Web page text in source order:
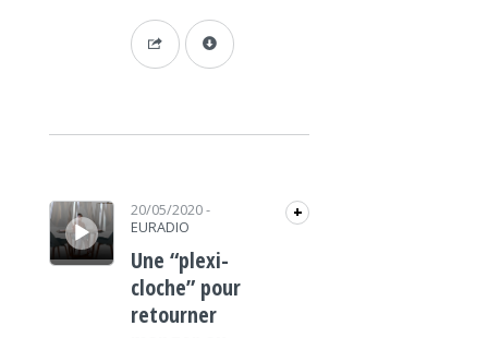
Lecteur audio 20/05/2020-
EURADIO
+
Une “plexi-
cloche” pour
retourner